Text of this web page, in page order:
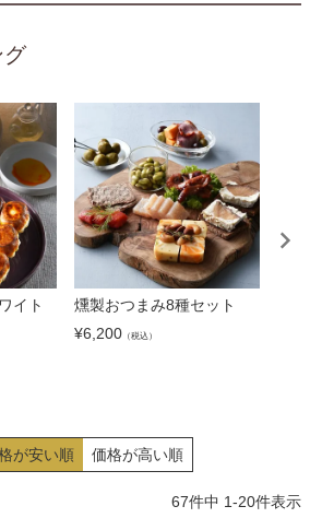
グ
イト
燻製おつまみ8種セット
¥6,200 （税込）
が安い順 価格が高い順
67件中 1-20件表示